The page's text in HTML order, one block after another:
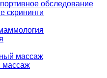
обследование
скрининги
массаж
массаж